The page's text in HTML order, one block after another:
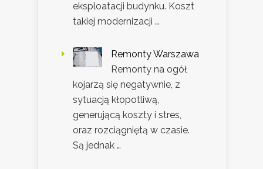
eksploatacji budynku. Koszt
takiej modernizacji …
Remonty Warszawa
Remonty na ogół
kojarzą się negatywnie, z
sytuacją kłopotliwą,
generującą koszty i stres,
oraz rozciągniętą w czasie.
Są jednak …